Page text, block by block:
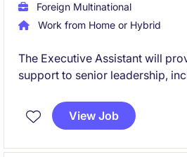
Foreign Multinational
Work from Home or Hybrid
The Executive Assistant will
support to senior leadership,
arrangements, and
and external stakeholders. This
View Job